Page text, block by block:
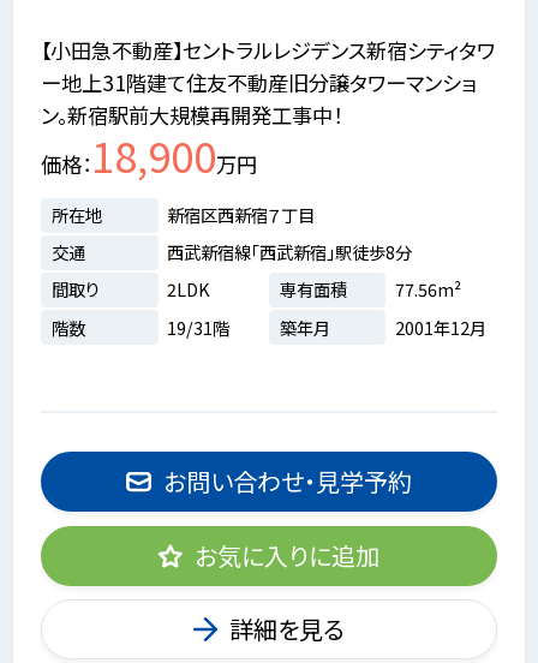
【小田急不動産】セントラルレジデンス新宿シティタワ
ー地上31階建て住友不動産旧分譲タワーマンショ
ン。新宿駅前大規模再開発工事中！
価格 18,900万円
所在地
新宿区西新宿７丁目
交通
西武新宿線「西武新宿」駅徒歩8分
間取り
2LDK 専有面積
77.56m²
階数
19/31階 築年月 2001年12月
お問い合わせ・見学予約
お気に入りに追加
詳細を見る